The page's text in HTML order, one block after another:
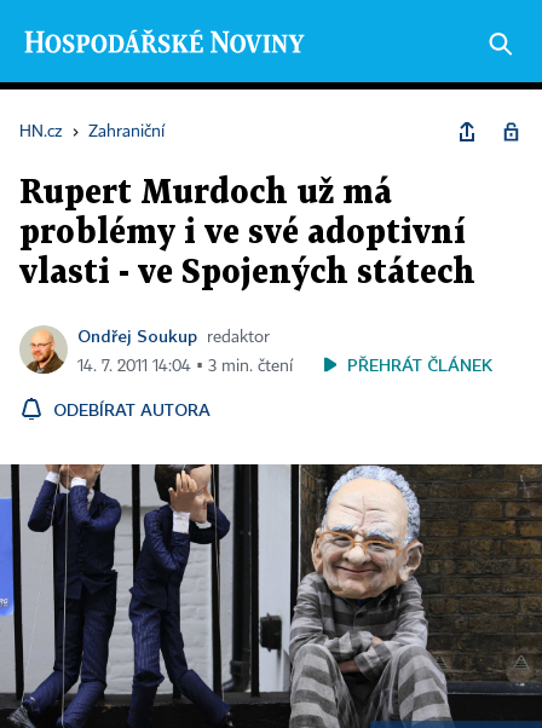
HN.cz › Zahraniční
Rupert Murdoch už má
problémy i ve své adoptivní
vlasti - ve Spojených státech
Ondřej Soukup
redaktor
14. 7. 2011 14:04 ▪ 3 min. čtení
PŘEHRÁT ČLÁNEK
ODEBÍRAT AUTORA